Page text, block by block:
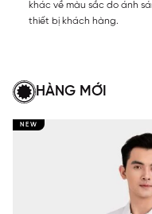
khác về màu sắc do ánh
thiết bị khách hàng.
HÀNG MỚI
NEW